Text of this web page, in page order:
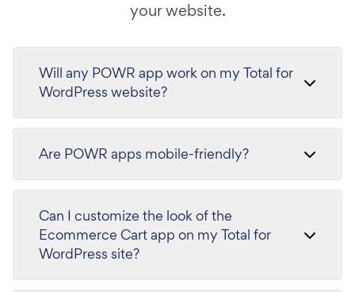
your website.
Will any POWR app work on my Total for
WordPress website?
Are POWR apps mobile-friendly?
Can I customize the look of the
Ecommerce Cart app on my Total for
WordPress site?